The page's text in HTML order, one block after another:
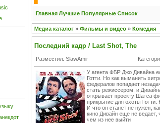
Главная Лучшие Популярные Список
Медиа каталог » Фильмы и видео » Комедия
Последний кадр / Last Shot, The
Разместил: SlawAmir
У агента ФБР Джо Дивайна
Готти. Но как выманить
федералов попадает
стать режиссером, и
открывает проекту Шатса
прикрытие для охоты Готти.
И что он станет не нужен,
кино Дивайн еще не ведает,
чем из нее выйти